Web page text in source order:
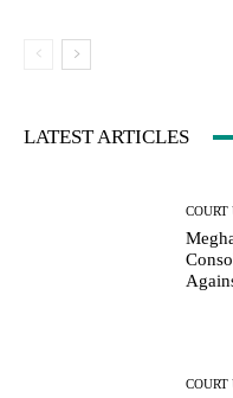
LATEST ARTICLES
COURT
COURT